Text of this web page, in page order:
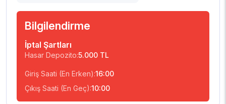
Bilgilendirme
İptal Şartları
Hasar Depozito:5.000 TL
Giriş Saati (En Erken):16:00
Çıkış Saati (En Geç):10:00